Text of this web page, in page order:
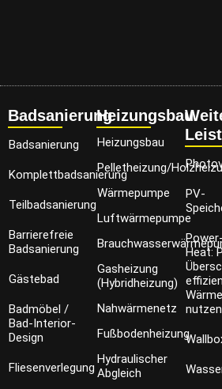
Badsanierung
Badsanierung
Komplettbadsanierung
Teilbadsanierung
Barrierefreie
Badsanierung
Gästebad
Badmöbel /
Bad-Interior-
Design
Fliesenverlegung
Heizungsbau
Heizungsbau
Pelletheizung/
Wärmepumpe
Luftwärmepumpe
Gasheizung
(Hybridheizung)
Nahwärmenetz
Fußbodenheizung
Hydraulischer
Abgleich
PV-
Heat:
Wärme
nutzen